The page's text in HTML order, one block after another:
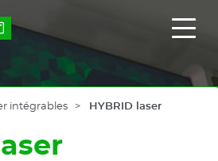
intégrables HYBRID laser